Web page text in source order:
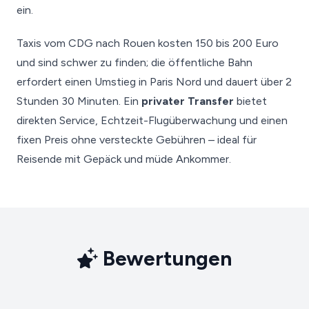
ein.
Taxis vom CDG nach Rouen kosten 150 bis 200 Euro
und sind schwer zu finden; die öffentliche Bahn
erfordert einen Umstieg in Paris Nord und dauert über 2
Stunden 30 Minuten. Ein privater Transfer bietet
direkten Service, Echtzeit-Flugüberwachung und einen
fixen Preis ohne versteckte Gebühren – ideal für
Reisende mit Gepäck und müde Ankommer.
Bewertungen